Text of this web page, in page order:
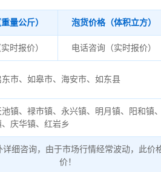
量公斤） 泡货价格（体积立方）
时报价） 电话咨询（实时报价）
市、如皋市、海安市、如东县
镇、禄市镇、永兴镇、明月镇、阳和镇、
庆华镇、红岩乡
细咨询，由于市场行情经常波动，此价
价！